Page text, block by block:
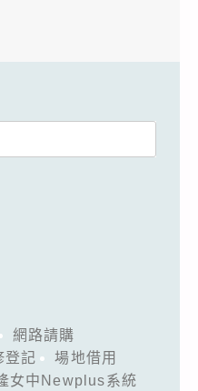
網路請購
登記
場地借用
女中Newplus系統